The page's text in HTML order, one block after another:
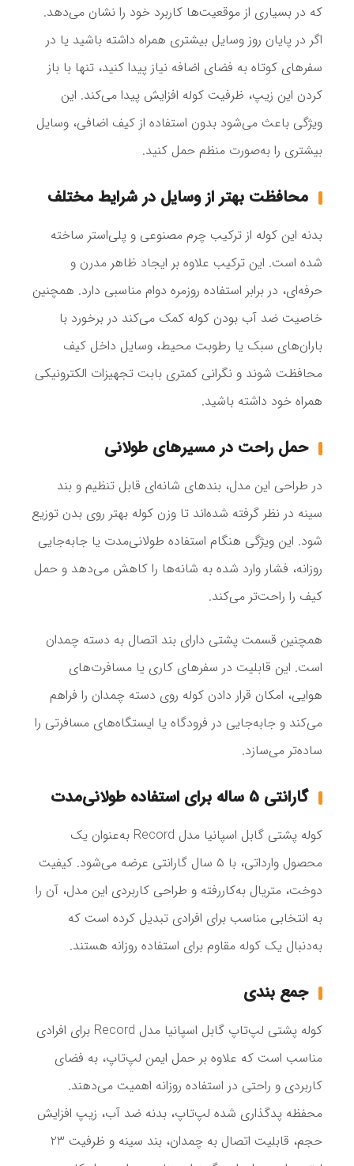
که در بسیاری از موقعیت‌ها کاربرد خود را نشان می‌دهد.
اگر در پایان روز وسایل بیشتری همراه داشته باشید یا در
سفرهای کوتاه به فضای اضافه نیاز پیدا کنید، تنها با باز
کردن این زیپ، ظرفیت کوله افزایش پیدا می‌کند. این
ویژگی باعث می‌شود بدون استفاده از کیف اضافی، وسایل
بیشتری را به‌صورت منظم حمل کنید.
محافظت بهتر از وسایل در شرایط مختلف
بدنه این کوله از ترکیب چرم مصنوعی و پلی‌استر ساخته
شده است. این ترکیب علاوه بر ایجاد ظاهر مدرن و
حرفه‌ای، در برابر استفاده روزمره دوام مناسبی دارد. همچنین
خاصیت ضد آب بودن کوله کمک می‌کند در برخورد با
باران‌های سبک یا رطوبت محیط، وسایل داخل کیف
محافظت شوند و نگرانی کمتری بابت تجهیزات الکترونیکی
همراه خود داشته باشید.
حمل راحت در مسیرهای طولانی
در طراحی این مدل، بندهای شانه‌ای قابل تنظیم و بند
سینه در نظر گرفته شده‌اند تا وزن کوله بهتر روی بدن توزیع
شود. این ویژگی هنگام استفاده طولانی‌مدت یا جابه‌جایی
روزانه، فشار وارد شده به شانه‌ها را کاهش می‌دهد و حمل
کیف را راحت‌تر می‌کند.
همچنین قسمت پشتی دارای بند اتصال به دسته چمدان
است. این قابلیت در سفرهای کاری یا مسافرت‌های
هوایی، امکان قرار دادن کوله روی دسته چمدان را فراهم
می‌کند و جابه‌جایی در فرودگاه یا ایستگاه‌های مسافرتی را
ساده‌تر می‌سازد.
گارانتی 5 ساله برای استفاده طولانی‌مدت
کوله پشتی گابل اسپانیا مدل Record به‌عنوان یک
محصول وارداتی، با ۵ سال گارانتی عرضه می‌شود. کیفیت
دوخت، متریال به‌کاررفته و طراحی کاربردی این مدل، آن را
به انتخابی مناسب برای افرادی تبدیل کرده است که
به‌دنبال یک کوله مقاوم برای استفاده روزانه هستند.
جمع‌ بندی
کوله پشتی لپ‌تاپ گابل اسپانیا مدل Record برای افرادی
مناسب است که علاوه بر حمل ایمن لپ‌تاپ، به فضای
کاربردی و راحتی در استفاده روزانه اهمیت می‌دهند.
محفظه پدگذاری شده لپ‌تاپ، بدنه ضد آب، زیپ افزایش
حجم، قابلیت اتصال به چمدان، بند سینه و ظرفیت 23